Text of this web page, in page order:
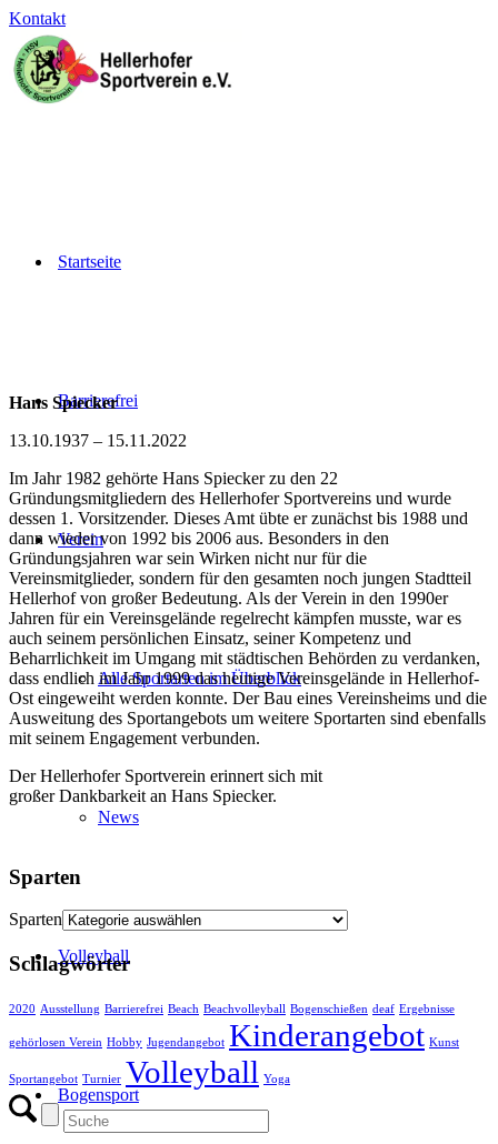
Kontakt
Startseite
Barrierefrei
Verein
Alle Sportarten im Überblick
News
Volleyball
Bogensport
Hans Spiecker
13.10.1937 – 15.11.2022
Im Jahr 1982 gehörte Hans Spiecker zu den 22
Gründungsmitgliedern des Hellerhofer Sportvereins und wurde
dessen 1. Vorsitzender. Dieses Amt übte er zunächst bis 1988 und
dann wieder von 1992 bis 2006 aus. Besonders in den
Gründungsjahren war sein Wirken nicht nur für die
Vereinsmitglieder, sondern für den gesamten noch jungen Stadtteil
Hellerhof von großer Bedeutung. Als der Verein in den 1990er
Jahren für ein Vereinsgelände regelrecht kämpfen musste, war es
auch seinem persönlichen Einsatz, seiner Kompetenz und
Beharrlichkeit im Umgang mit städtischen Behörden zu verdanken,
dass endlich im Jahr 1999 das heutige Vereinsgelände in Hellerhof-
Ost eingeweiht werden konnte. Der Bau eines Vereinsheims und die
Ausweitung des Sportangebots um weitere Sportarten sind ebenfalls
mit seinem Engagement verbunden.
Der Hellerhofer Sportverein erinnert sich mit
großer Dankbarkeit an Hans Spiecker.
Sparten
Sparten
Schlagwörter
2020 Ausstellung Barrierefrei Beach Beachvolleyball Bogenschießen deaf Ergebnisse
gehörlosen Verein Hobby Jugendangebot Kinderangebot Kunst
Sportangebot Turnier Volleyball Yoga